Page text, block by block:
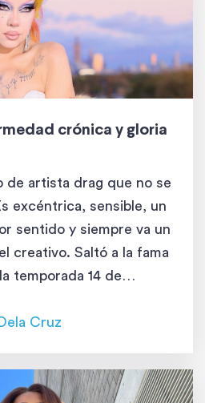
crónica y gloria
de artista drag que no se
excéntrica, sensible, un
sentido y siempre va un
creativo. Saltó a la fama
temporada 14 de
y no solo caminó por la
[…]Cruz